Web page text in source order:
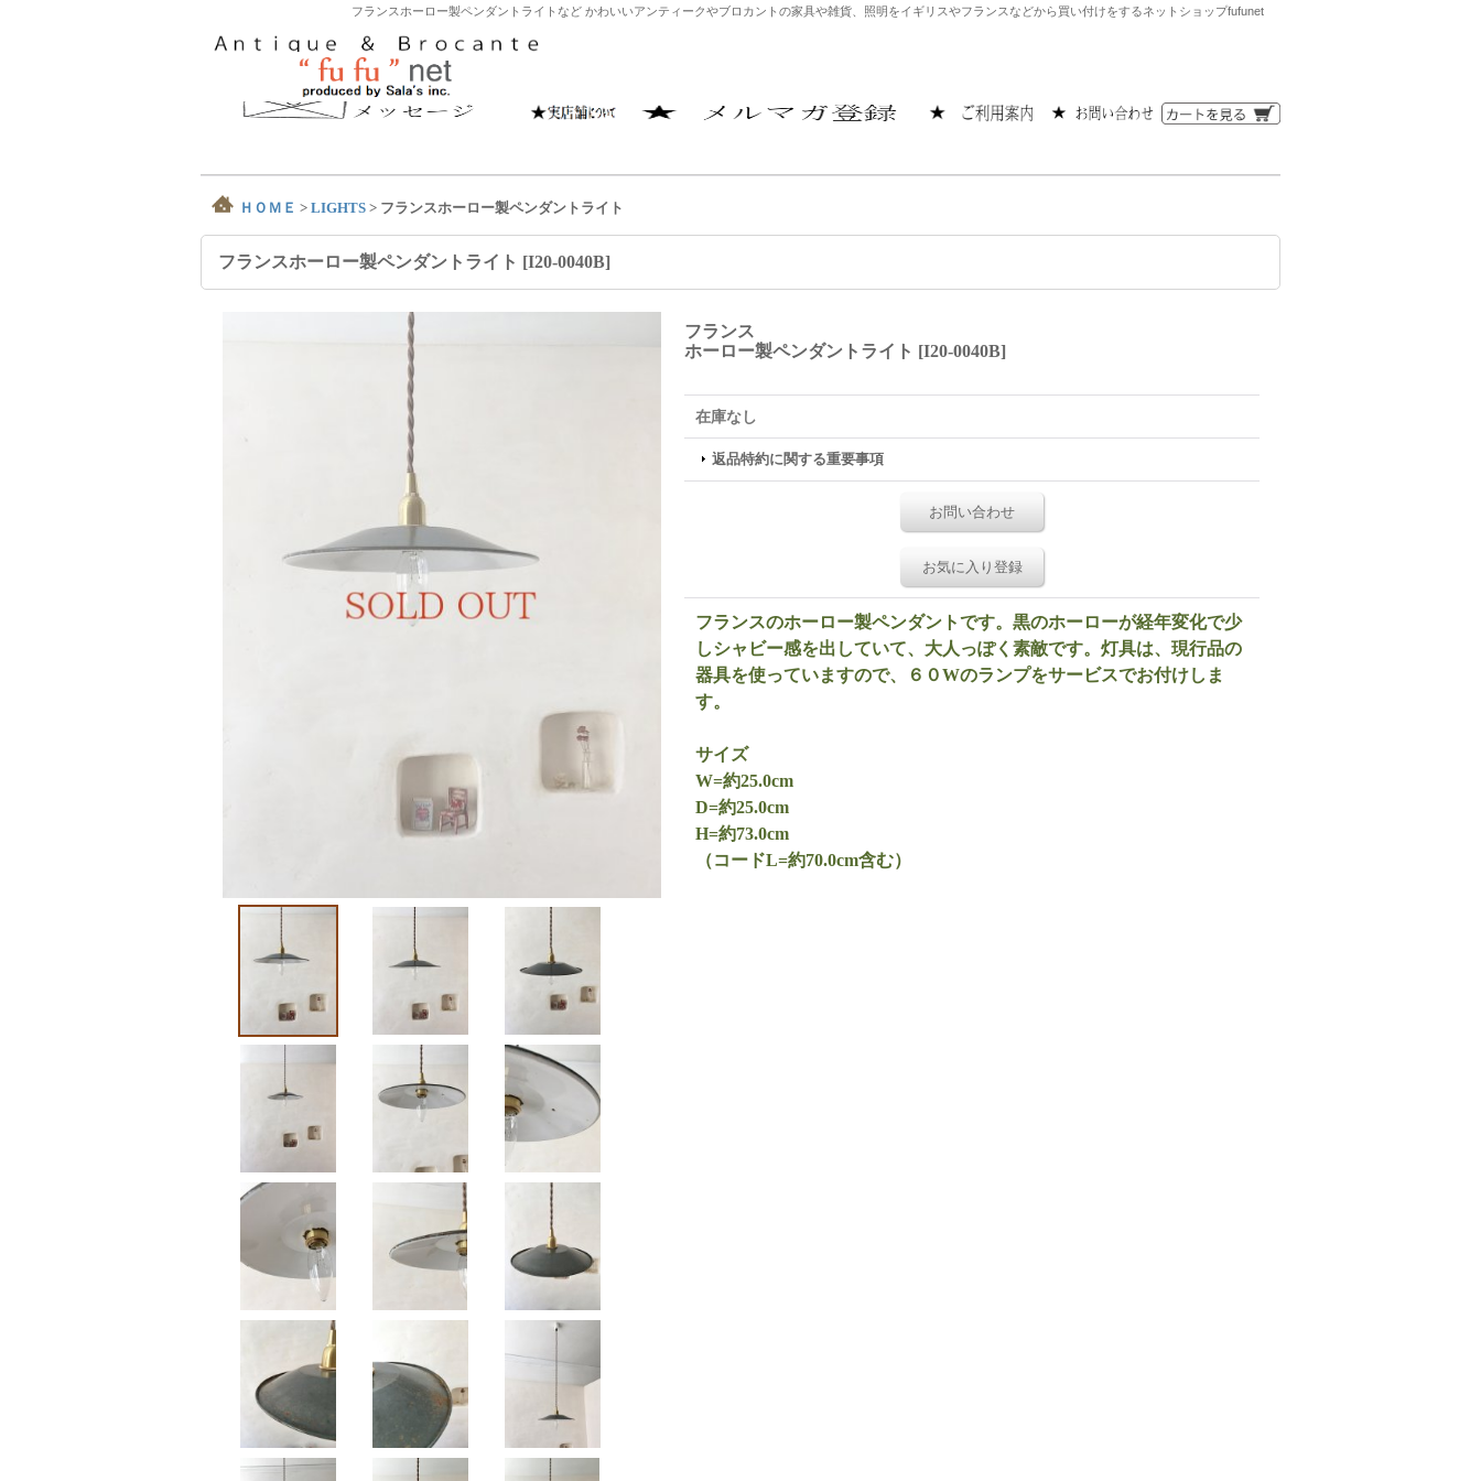
フランスホーロー製ペンダントライトなど かわいいアンティークやブロカントの家具や雑貨、照明をイギリスやフランスなどから買い付けをするネットショップfufunet
ＨＯＭＥ > LIGHTS > フランスホーロー製ペンダントライト
フランスホーロー製ペンダントライト [I20-0040B]
フランス
ホーロー製ペンダントライト [I20-0040B]
在庫なし
返品特約に関する重要事項
お問い合わせ
お気に入り登録
フランスのホーロー製ペンダントです。黒のホーローが経年変化で少
しシャビー感を出していて、大人っぽく素敵です。灯具は、現行品の
器具を使っていますので、６０Wのランプをサービスでお付けしま
す。
サイズ
W=約25.0cm
D=約25.0cm
H=約73.0cm
（コードL=約70.0cm含む）